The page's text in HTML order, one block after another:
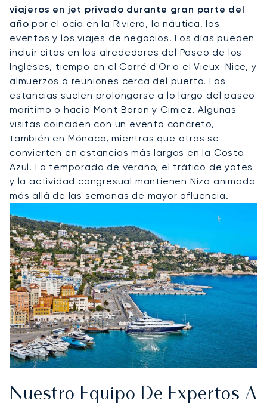
viajeros en jet privado durante gran parte del
año por el ocio en la Riviera, la náutica, los
eventos y los viajes de negocios. Los días pueden
incluir citas en los alrededores del Paseo de los
Ingleses, tiempo en el Carré d'Or o el Vieux-Nice, y
almuerzos o reuniones cerca del puerto. Las
estancias suelen prolongarse a lo largo del paseo
marítimo o hacia Mont Boron y Cimiez. Algunas
visitas coinciden con un evento concreto,
también en Mónaco, mientras que otras se
convierten en estancias más largas en la Costa
Azul. La temporada de verano, el tráfico de yates
y la actividad congresual mantienen Niza animada
más allá de las semanas de mayor afluencia.
Nuestro Equipo De Expertos A